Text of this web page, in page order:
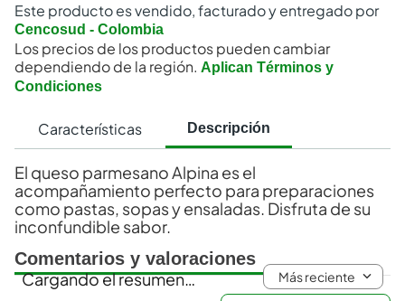
Este producto es vendido, facturado y entregado por
Cencosud - Colombia
Los precios de los productos pueden cambiar
dependiendo de la región. Aplican Términos y
Condiciones
Características Descripción
El queso parmesano Alpina es el
acompañamiento perfecto para preparaciones
como pastas, sopas y ensaladas. Disfruta de su
inconfundible sabor.
Comentarios y valoraciones
Cargando el resumen… Más reciente